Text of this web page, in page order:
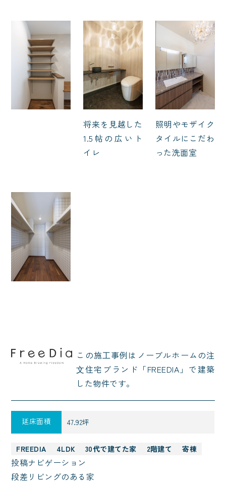
将来を見越した
1.5帖の広いト
イレ
照明やモザイク
タイルにこだわ
った洗面室
この施⼯事例はノーブルホームの注
⽂住宅ブランド「FREEDIA」で建築
した物件です。
延床面積 47.92坪
FREEDIA 4LDK 30代で建てた家 2階建て 寄棟
投稿ナビゲーション
段差リビングのある家